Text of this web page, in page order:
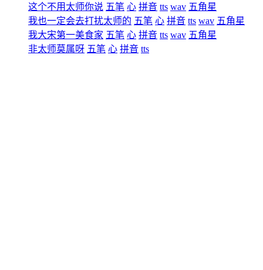
这个不用太师你说 五笔 心 拼音 tts wav 五角星
我也一定会去打扰太师的 五笔 心 拼音 tts wav 五角星
我大宋第一美食家 五笔 心 拼音 tts wav 五角星
非太师莫属呀 五笔 心 拼音 tts